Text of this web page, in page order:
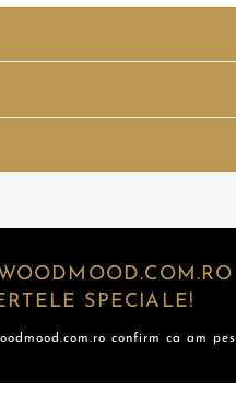
SPECIALE!
confirm ca am